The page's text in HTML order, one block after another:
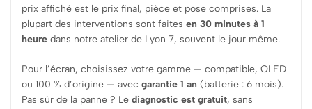
prix affiché est le prix final, pièce et pose comprises. La
plupart des interventions sont faites en 30 minutes à 1
heure dans notre atelier de Lyon 7, souvent le jour même.
Pour l’écran, choisissez votre gamme — compatible, OLED
ou 100 % d’origine — avec garantie 1 an (batterie : 6 mois).
Pas sûr de la panne ? Le diagnostic est gratuit, sans